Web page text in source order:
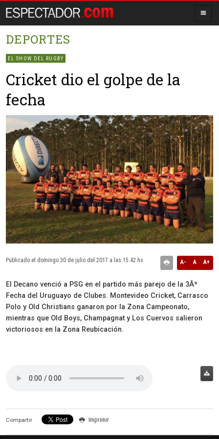
DEPORTES
EL SHOW DEL RUGBY
Cricket dio el golpe de la
fecha
A- A A+
Publicado el domingo 30 de julio del 2017 a las 15:42 hs
El Decano venció a PSG en el partido más parejo de la 3Âª
Fecha del Uruguayo de Clubes. Montevideo Cricket, Carrasco
Polo y Old Christians ganaron por la Zona Campeonato,
mientras que Old Boys, Champagnat y Los Cuervos salieron
victoriosos en la Zona Reubicación.
Compartir Imprimir